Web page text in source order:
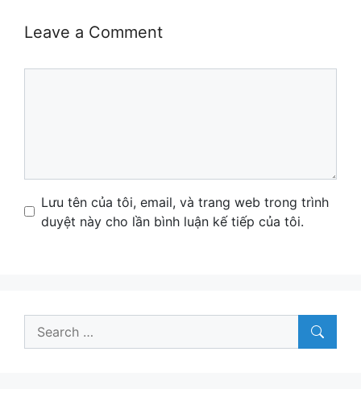
Leave a Comment
Name
Email
Website
Lưu tên của tôi, email, và trang web trong trình
duyệt này cho lần bình luận kế tiếp của tôi.
Search